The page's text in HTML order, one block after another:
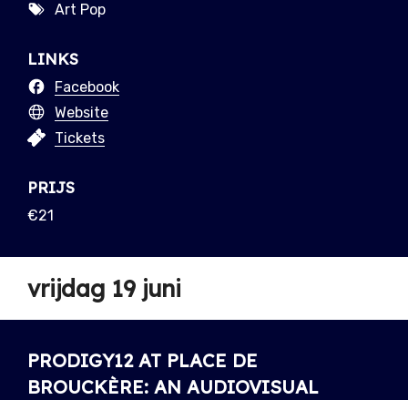
Art Pop
LINKS
Facebook
Website
Tickets
PRIJS
€21
vrijdag 19 juni
PRODIGY12 AT PLACE DE
BROUCKÈRE: AN AUDIOVISUAL